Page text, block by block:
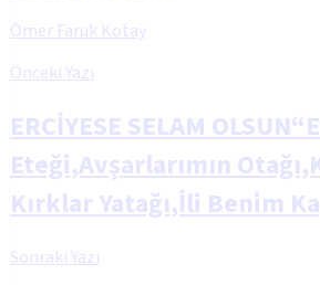
Ömer Faruk Kotay
Önceki Yazı
ERCİYESE SELAM
Eteği,Avşarlarımın
Kırklar Yatağı,İli Benim
Sonraki Yazı